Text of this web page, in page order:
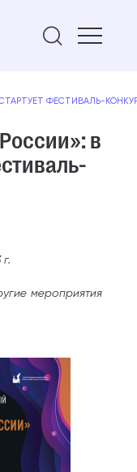
Найти
ФЕСТИВАЛЬ-
в
мероприятия